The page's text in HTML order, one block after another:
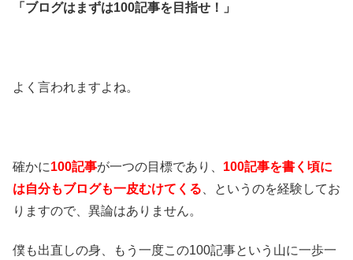
「ブログはまずは100記事を目指せ！」
よく言われますよね。
確かに100記事が一つの目標であり、 100記事を書く頃に
は自分もブログも一皮むけてくる 、というのを経験してお
りますので、異論はありません。
僕も出直しの身、もう一度この100記事という山に一歩一